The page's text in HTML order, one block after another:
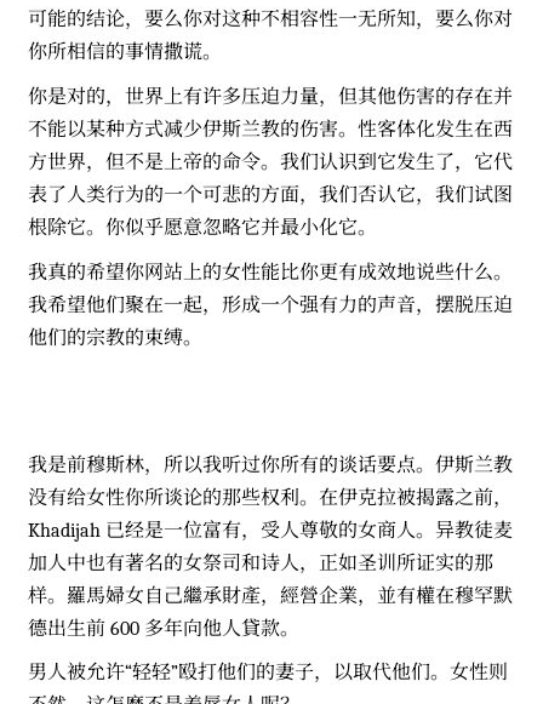
可能的结论，要么你对这种不相容性一无所知，要么你对
你所相信的事情撒谎。
你是对的，世界上有许多压迫力量，但其他伤害的存在并
不能以某种方式减少伊斯兰教的伤害。性客体化发生在西
方世界，但不是上帝的命令。我们认识到它发生了，它代
表了人类行为的一个可悲的方面，我们否认它，我们试图
根除它。你似乎愿意忽略它并最小化它。
我真的希望你网站上的女性能比你更有成效地说些什么。
我希望他们聚在一起，形成一个强有力的声音，摆脱压迫
他们的宗教的束缚。
我是前穆斯林，所以我听过你所有的谈话要点。伊斯兰教
没有给女性你所谈论的那些权利。在伊克拉被揭露之前，
Khadijah 已经是一位富有，受人尊敬的女商人。异教徒麦
加人中也有著名的女祭司和诗人，正如圣训所证实的那
样。羅馬婦女自己繼承財產，經營企業，並有權在穆罕默
德出生前 600 多年向他人貸款。
男人被允许“轻轻”殴打他们的妻子，以取代他们。女性则